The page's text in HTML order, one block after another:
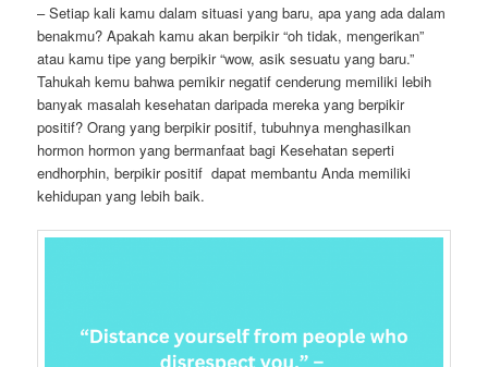
– Setiap kali kamu dalam situasi yang baru, apa yang ada dalam
benakmu? Apakah kamu akan berpikir “oh tidak, mengerikan”
atau kamu tipe yang berpikir “wow, asik sesuatu yang baru.”
Tahukah kemu bahwa pemikir negatif cenderung memiliki lebih
banyak masalah kesehatan daripada mereka yang berpikir
positif? Orang yang berpikir positif, tubuhnya menghasilkan
hormon hormon yang bermanfaat bagi Kesehatan seperti
endhorphin, berpikir positif dapat membantu Anda memiliki
kehidupan yang lebih baik.